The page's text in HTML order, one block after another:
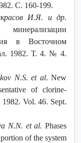
С. 160-199.
И.Я. и др.
в Восточном
1982. Т. 4. № 4.
N.S. et al. New
of clorine-
Vol. 46. Sept.
N.N. et al. Phases
of the system